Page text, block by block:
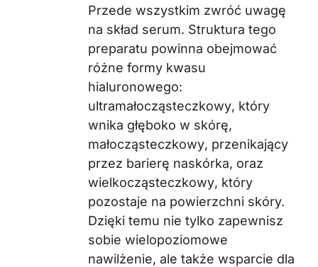
Przede wszystkim zwróć uwagę
na skład serum. Struktura tego
preparatu powinna obejmować
różne formy kwasu
hialuronowego:
ultramałocząsteczkowy, który
wnika głęboko w skórę,
małocząsteczkowy, przenikający
przez barierę naskórka, oraz
wielkocząsteczkowy, który
pozostaje na powierzchni skóry.
Dzięki temu nie tylko zapewnisz
sobie wielopoziomowe
nawilżenie, ale także wsparcie dla